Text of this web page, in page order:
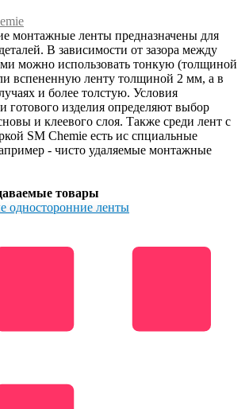
монтажные ленты предназначены для
В зависимости от зазора между
можно использовать тонкую (толщиной
вспененную ленту толщиной 2 мм, а в
и более толстую. Условия
готового изделия определяют выбор
и клеевого слоя. Также среди лент с
SM Chemie есть ис спциальные
- чисто удаляемые монтажные
товары
односторонние ленты